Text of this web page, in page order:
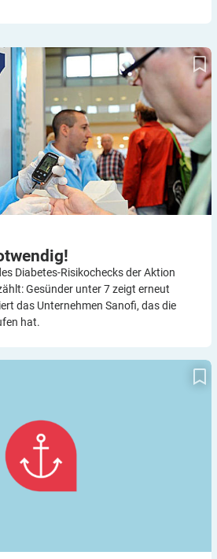
ist notwendig!
Diabetes-Risikochecks der Aktion
Gesünder unter 7 zeigt erneut
das Unternehmen Sanofi, das die
hat.